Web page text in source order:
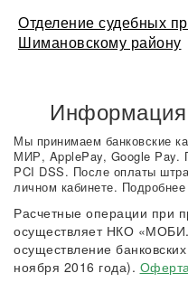
Отделение судебных
Шимановскому району
Мы принимаем банковские
МИР, ApplePay, Google Pay.
PCI DSS. После оплаты
личном кабинете.
Расчетные операции при
осуществляет НКО
осуществление
ноября 2016 года).